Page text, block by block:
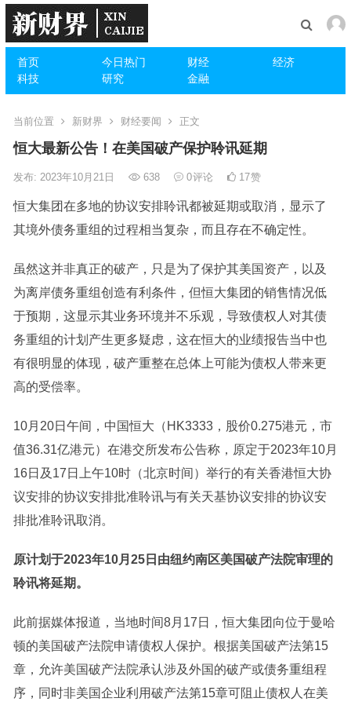
首页 今日热门 财经
经济
科技
研究 金融
当前位置 新财界 财经要闻 正文
恒大最新公告！在美国破产保护聆讯延期
发布: 2023年10月21日 638 0评论 17赞
恒大集团在多地的协议安排聆讯都被延期或取消，显示了
其境外债务重组的过程相当复杂，而且存在不确定性。
虽然这并非真正的破产，只是为了保护其美国资产，以及
为离岸债务重组创造有利条件，但恒大集团的销售情况低
于预期，这显示其业务环境并不乐观，导致债权人对其债
务重组的计划产生更多疑虑，这在恒大的业绩报告当中也
有很明显的体现，破产重整在总体上可能为债权人带来更
高的受偿率。
10月20日午间，中国恒大（HK3333，股价0.275港元，市
值36.31亿港元）在港交所发布公告称，原定于2023年10月
16日及17日上午10时（北京时间）举行的有关香港恒大协
议安排的协议安排批准聆讯与有关天基协议安排的协议安
排批准聆讯取消。
原计划于2023年10月25日由纽约南区美国破产法院审理的
聆讯将延期。
此前据媒体报道，当地时间8月17日，恒大集团向位于曼哈
顿的美国破产法院申请债权人保护。根据美国破产法第15
章，允许美国破产法院承认涉及外国的破产或债务重组程
序，同时非美国企业利用破产法第15章可阻止债权人在美